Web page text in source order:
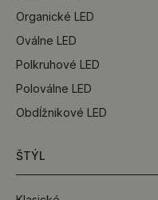
Organické LED
Oválne LED
Polkruhové LED
Poloválne LED
Obdĺžnikové LED
ŠTÝL